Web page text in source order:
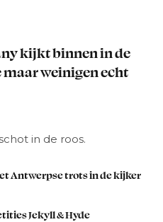
kijkt binnen in de
maar weinigen echt
in de roos.
Antwerpse trots in de kijker
Jekyll & Hyde